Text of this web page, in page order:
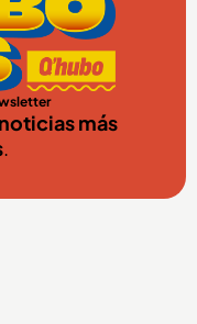
noticias más
.